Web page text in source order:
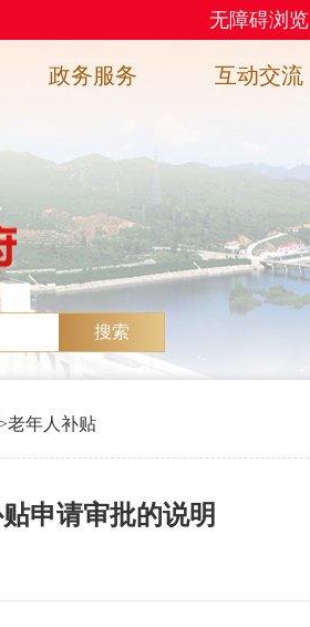
无障碍浏览
政务服务 互动交流
搜索
老年人补贴
申请审批的说明